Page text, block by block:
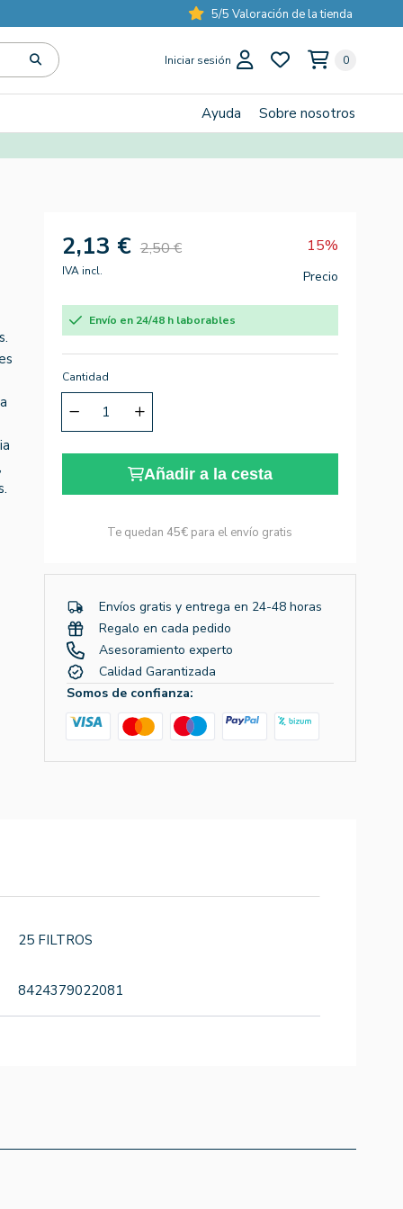
5/5 Valoración de la tienda
Iniciar sesión 0
Ayuda Sobre nosotros
2,13 € 2,50 € 15%
IVA incl. Precio
Envío en 24/48 h laborables
Cantidad
Añadir a la cesta
Te quedan 45€ para el envío gratis
Envíos gratis y entrega en 24-48 horas
Regalo en cada pedido
Asesoramiento experto
Calidad Garantizada
Somos de confianza:
25 FILTROS
8424379022081